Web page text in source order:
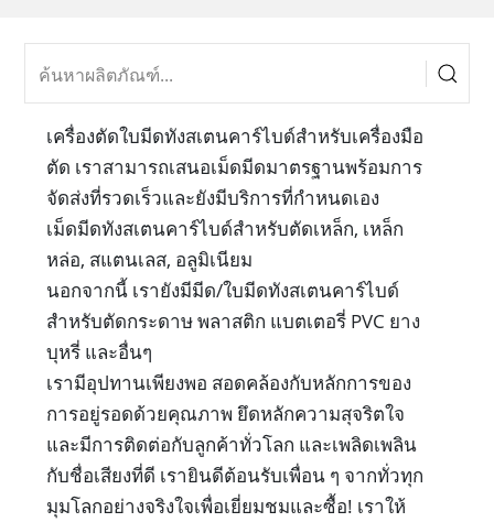
เครื่องตัดใบมีดทังสเตนคาร์ไบด์สำหรับเครื่องมือ
ตัด เราสามารถเสนอเม็ดมีดมาตรฐานพร้อมการ
จัดส่งที่รวดเร็วและยังมีบริการที่กำหนดเอง
เม็ดมีดทังสเตนคาร์ไบด์สำหรับตัดเหล็ก, เหล็ก
หล่อ, สแตนเลส, อลูมิเนียม
นอกจากนี้ เรายังมีมีด/ใบมีดทังสเตนคาร์ไบด์
สำหรับตัดกระดาษ พลาสติก แบตเตอรี่ PVC ยาง
บุหรี่ และอื่นๆ
เรามีอุปทานเพียงพอ สอดคล้องกับหลักการของ
การอยู่รอดด้วยคุณภาพ ยึดหลักความสุจริตใจ
และมีการติดต่อกับลูกค้าทั่วโลก และเพลิดเพลิน
กับชื่อเสียงที่ดี เรายินดีต้อนรับเพื่อน ๆ จากทั่วทุก
มุมโลกอย่างจริงใจเพื่อเยี่ยมชมและซื้อ! เราให้